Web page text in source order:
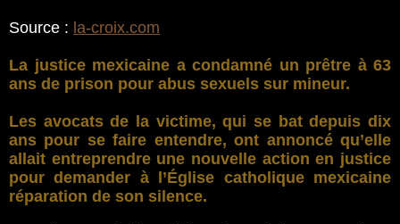
Source : la-croix.com
La justice mexicaine a condamné un prêtre à 63
ans de prison pour abus sexuels sur mineur.
Les avocats de la victime, qui se bat depuis dix
ans pour se faire entendre, ont annoncé qu’elle
allait entreprendre une nouvelle action en justice
pour demander à l’Église catholique mexicaine
réparation de son silence.